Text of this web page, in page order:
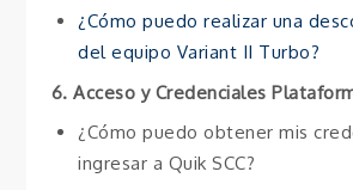
¿Cómo puedo realizar una
del equipo Variant II Turbo?
6. Acceso y Credenciales
¿Cómo puedo obtener mis
ingresar a Quik SCC?